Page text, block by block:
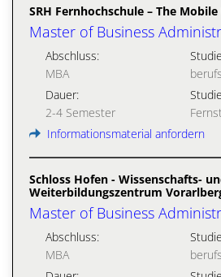
SRH Fernhochschule – The
Master of Business
Abschluss:
MBA
Dauer:
2-4 Semester
Informationsmaterial anfordern
Schloss Hofen - Wissenschafts-
Weiterbildungszentrum
Master of Business
Abschluss:
MBA